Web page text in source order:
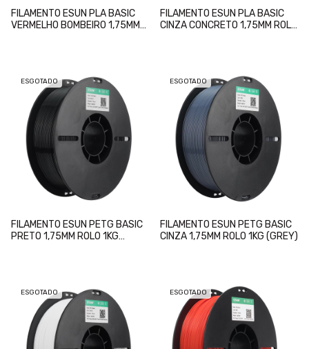
FILAMENTO ESUN PLA BASIC
VERMELHO BOMBEIRO 1,75MM
FILAMENTO ESUN PLA BASIC
CINZA CONCRETO 1,75MM ROLO
ESGOTADO
FILAMENTO ESUN PETG BASIC
PRETO 1,75MM ROLO 1KG
ESGOTADO
FILAMENTO ESUN PETG BASIC
CINZA 1,75MM ROLO 1KG (GREY)
ESGOTADO ESGOTADO